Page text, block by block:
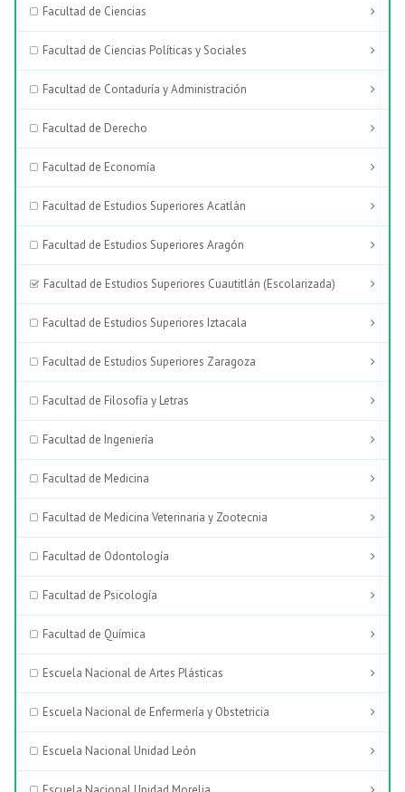
Facultad de Ciencias
Facultad de Ciencias Políticas y Sociales
Facultad de Contaduría y Administración
Facultad de Derecho
Facultad de Economía
Facultad de Estudios Superiores Acatlán
Facultad de Estudios Superiores Aragón
Facultad de Estudios Superiores Cuautitlán (Escolarizada)
Facultad de Estudios Superiores Iztacala
Facultad de Estudios Superiores Zaragoza
Facultad de Filosofía y Letras
Facultad de Ingeniería
Facultad de Medicina
Facultad de Medicina Veterinaria y Zootecnia
Facultad de Odontología
Facultad de Psicología
Facultad de Química
Escuela Nacional de Artes Plásticas
Escuela Nacional de Enfermería y Obstetricia
Escuela Nacional Unidad León